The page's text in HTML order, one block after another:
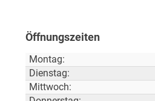
Öffnungszeiten
Montag:
Dienstag:
Mittwoch: